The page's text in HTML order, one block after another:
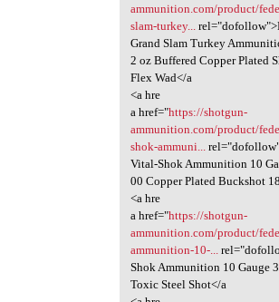
ammunition.com/product/
slam-turkey...
Grand Slam Turkey
2 oz Buffered Copper Plated
Flex Wad</a
<a hre
a href="https://shotgun-
ammunition.com/product/
shok-ammuni...
Vital-Shok Ammunition 10
00 Copper Plated Buckshot
<a hre
a href="https://shotgun-
ammunition.com/product/
ammunition-10-...
Shok Ammunition 10 Gauge
Toxic Steel Shot</a